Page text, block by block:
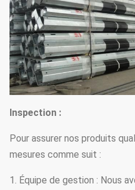
Inspection :
Pour assurer nos produits
mesures comme suit :
1. Équipe de gestion : Nous